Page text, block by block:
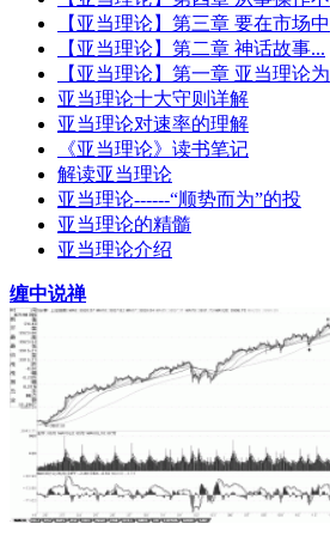
【亚当理论】第三章 要在市场中
【亚当理论】第二章 神话故事...
【亚当理论】第一章 亚当理论为
亚当理论十大守则详解
亚当理论对速率的理解
《亚当理论》读书笔记
解读亚当理论
亚当理论------“顺势而为”的投
亚当理论的精髓
亚当理论介绍
缠中说禅